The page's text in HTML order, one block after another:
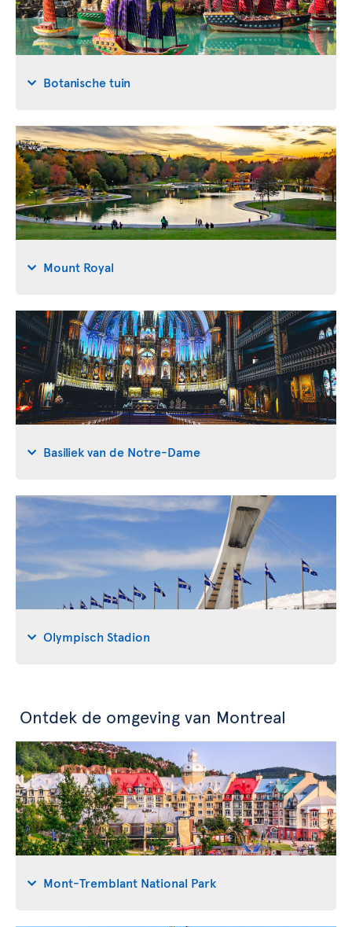
Botanische tuin
Mount Royal
Basiliek van de Notre-Dame
Olympisch Stadion
Ontdek de omgeving van Montreal
Mont-Tremblant National Park